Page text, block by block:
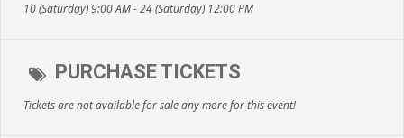
10 (Saturday) 9:00 AM - 24 (Saturday) 12:00 PM
PURCHASE TICKETS
Tickets are not available for sale any more for this event!